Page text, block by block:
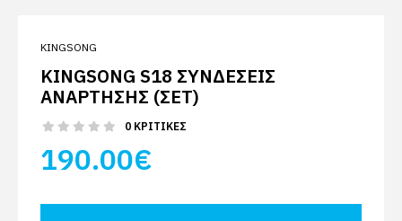
KINGSONG
KINGSONG S18 ΣΥΝΔΈΣΕΙΣ
ΑΝΆΡΤΗΣΗΣ (ΣΕΤ)
0 ΚΡΙΤΙΚΈΣ
190.00€